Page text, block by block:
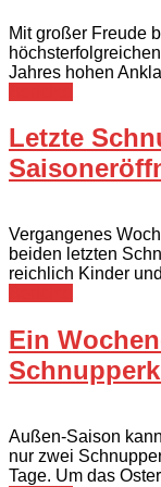
Mit großer Freude
Jahres hohen
Letzte
Vergangenes
beiden letzten
reichlich Kinder
Ein
Außen-Saison
nur zwei
Tage. Um das